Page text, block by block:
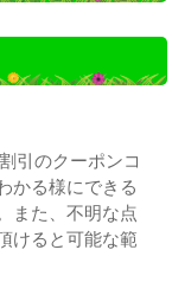
引のクーポンコ
かる様にできる
また、不明な点
けると可能な範